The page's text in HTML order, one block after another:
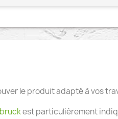
le produit adapté à vos
est particulièrement